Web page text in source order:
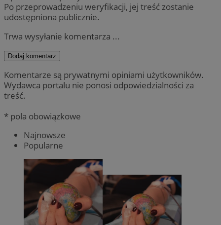
Po przeprowadzeniu weryfikacji, jej treść zostanie
udostępniona publicznie.
Trwa wysyłanie komentarza ...
Dodaj komentarz
Komentarze są prywatnymi opiniami użytkowników.
Wydawca portalu nie ponosi odpowiedzialności za
treść.
* pola obowiązkowe
Najnowsze
Popularne